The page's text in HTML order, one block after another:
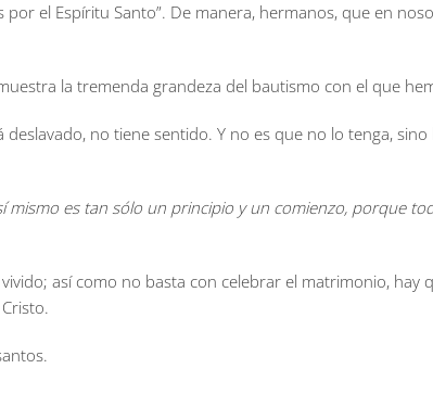
el Espíritu Santo”. De manera, hermanos, que en
la tremenda grandeza del bautismo con el que
no tiene sentido. Y no es que no lo tenga,
mismo es tan sólo un principio y un comienzo, porque
así como no basta con celebrar el matrimonio, hay